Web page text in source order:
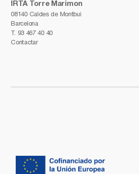
IRTA Torre Marimon
08140 Caldes de Montbui
Barcelona
T. 93 467 40 40
Contactar